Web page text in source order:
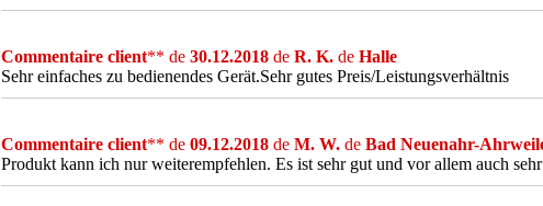
Commentaire client** de 30.12.2018 de R. K. de Halle
Sehr einfaches zu bedienendes Gerät.Sehr gutes Preis/Leistungsverhältnis
Commentaire client** de 09.12.2018 de M. W. de Bad Neuenahr-
Produkt kann ich nur weiterempfehlen. Es ist sehr gut und vor allem auch